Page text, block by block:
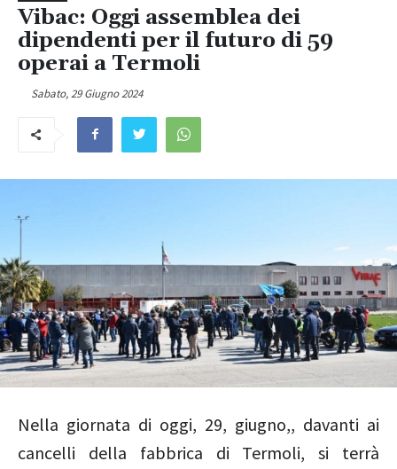
Vibac: Oggi assemblea dei
dipendenti per il futuro di 59
operai a Termoli
Sabato, 29 Giugno 2024
Nella giornata di oggi, 29, giugno,, davanti ai
cancelli della fabbrica di Termoli, si terrà